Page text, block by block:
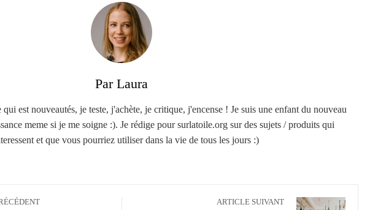
Par Laura
qui est nouveautés, je teste, j'achète, je critique, j'encense ! Je suis une enfant du nouveau
meme si je me soigne :). Je rédige pour surlatoile.org sur des sujets / produits qui
et que vous pourriez utiliser dans la vie de tous les jours :)
ARTICLE SUIVANT